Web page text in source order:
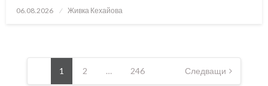
Posted
06.08.2026 Живка Кехайова
Разделяне
1 2 … 246 Следващи